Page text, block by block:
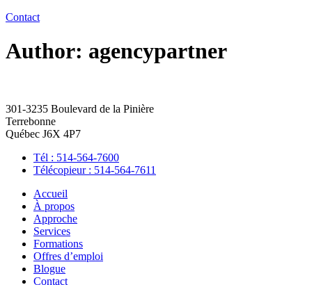
Contact
Author: agencypartner
301-3235 Boulevard de la Pinière
Terrebonne
Québec J6X 4P7
Tél : 514-564-7600
Télécopieur : 514-564-7611
Accueil
À propos
Approche
Services
Formations
Offres d’emploi
Blogue
Contact